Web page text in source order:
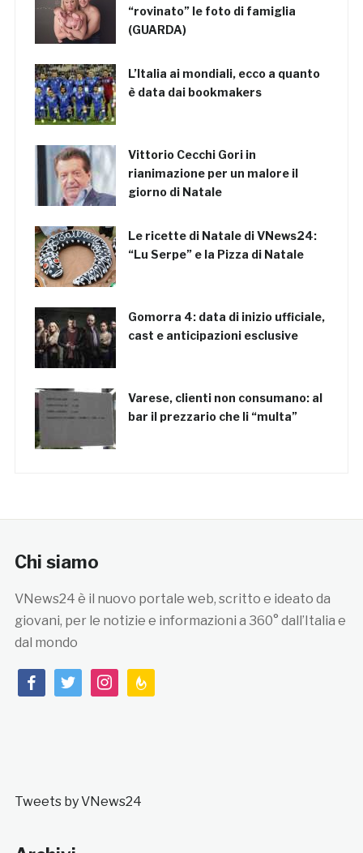
“rovinato” le foto di famiglia
(GUARDA)
L’Italia ai mondiali, ecco a quanto
è data dai bookmakers
Vittorio Cecchi Gori in
rianimazione per un malore il
giorno di Natale
Le ricette di Natale di VNews24:
“Lu Serpe” e la Pizza di Natale
Gomorra 4: data di inizio ufficiale,
cast e anticipazioni esclusive
Varese, clienti non consumano: al
bar il prezzario che li “multa”
Chi siamo
VNews24 è il nuovo portale web, scritto e ideato da
giovani, per le notizie e informazioni a 360° dall’Italia e
dal mondo
facebooktwitterinstagramfeedburner
Tweets by VNews24